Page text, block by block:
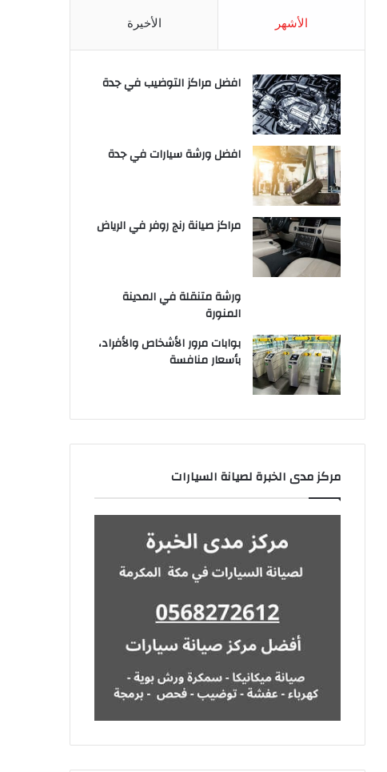
الأشهر الأخيرة
افضل مراكز التوضيب في جدة
افضل ورشة سيارات في جدة
مراكز صيانة رنج روفر في الرياض
ورشة متنقلة في المدينة
المنورة
بوابات مرور الأشخاص والأفراد،
بأسعار منافسة
مركز مدى الخبرة لصيانة السيارات